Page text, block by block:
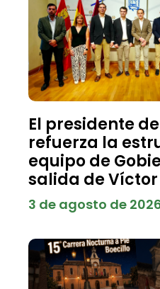
El presidente
refuerza la
equipo de
salida de
3 de agosto de